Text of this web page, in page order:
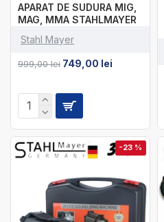
Stahl Mayer
APARAT DE SUDURA MIG,
MAG, MMA STAHLMAYER
999,00 lei 749,00 lei
-23 %